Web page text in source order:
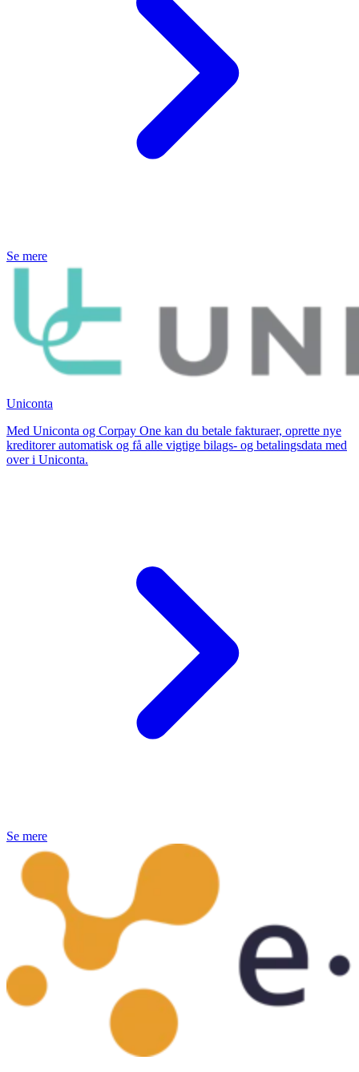
Se mere
Uniconta
Med Uniconta og Corpay One kan du betale fakturaer, oprette nye
kreditorer automatisk og få alle vigtige bilags- og betalingsdata med
over i Uniconta.
Se mere